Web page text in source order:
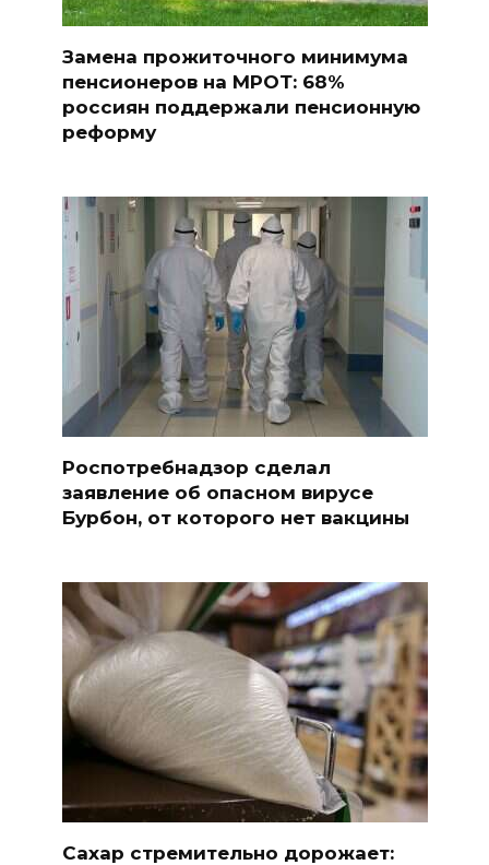
Замена прожиточного минимума
пенсионеров на МРОТ: 68%
россиян поддержали пенсионную
реформу
Роспотребнадзор сделал
заявление об опасном вирусе
Бурбон, от которого нет вакцины
Сахар стремительно дорожает: